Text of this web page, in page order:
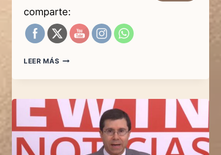
comparte:
LEER MÁS EL
DEL
15
DE
LA
CONSTITUCIÓN
ESPAÑOLA